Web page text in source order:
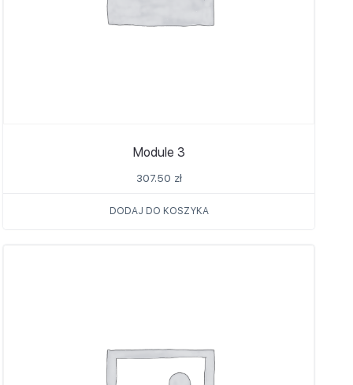
Module 3
307.50 zł
DODAJ DO KOSZYKA